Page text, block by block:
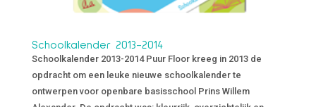
Schoolkalender 2013-2014
Schoolkalender 2013-2014 Puur Floor kreeg in 2013 de
opdracht om een leuke nieuwe schoolkalender te
ontwerpen voor openbare basisschool Prins Willem